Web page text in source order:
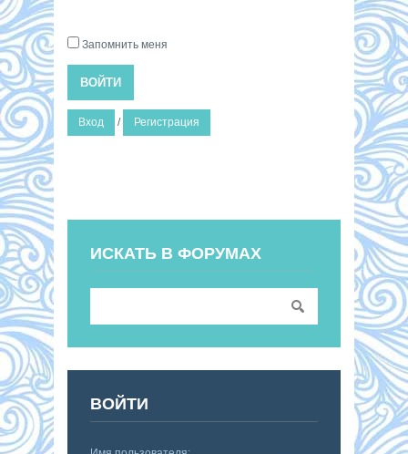
Запомнить меня
ВОЙТИ
Вход / Регистрация
ИСКАТЬ В ФОРУМАХ
ВОЙТИ